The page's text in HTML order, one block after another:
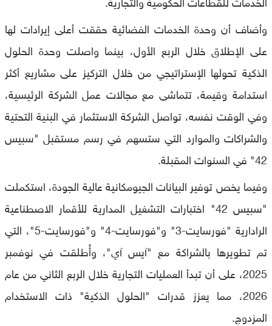
وأضاف أن وحدة الخدمات الفضائية حققت أعلى إيرادات لها
على الإطلاق خلال الربع الأول، بينما واصلت وحدة الحلول
الذكية تحولها الإستراتيجي من خلال التركيز على مشاريع أكثر
استدامة وقيمة، تتماشى مع مجالات عمل الشركة الرئيسية،
وفي الوقت نفسه، تواصل الشركة الاستثمار في البنية التحتية
والشراكات والموارد التي ستسهم في رسم مستقبل "سبيس
42" في السنوات المقبلة.
وفيما يخص توفير البيانات الجيومكانية عالية الجودة، استكملت
"سبيس 42" اختبارات التشغيل المدارية للأقمار الاصطناعية
الرادارية "فورسايت-3" و"فورسايت-4" و"فورسايت-5"، التي
تم تطويرها بالشراكة مع "آيس آي"، وأُطلقت في نوفمبر
2025، على أن تبدأ العمليات التجارية خلال الربع الثاني من عام
2026، مما يعزز قدرات "الحلول الذكية" ذات الاستخدام
المزدوج.